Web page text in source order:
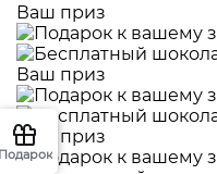
Ваш приз
Ваш приз
Ваш приз